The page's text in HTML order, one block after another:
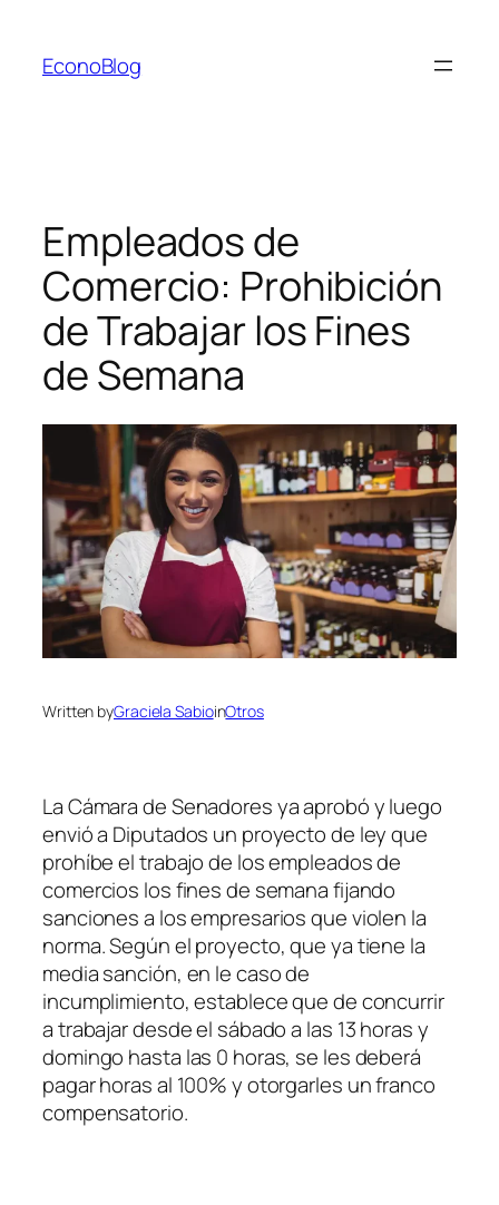
contenido
EconoBlog
Empleados de
Comercio: Prohibición
de Trabajar los Fines
de Semana
Written byGraciela SabioinOtros
La Cámara de Senadores ya aprobó y luego
envió a Diputados un proyecto de ley que
prohíbe el trabajo de los empleados de
comercios los fines de semana fijando
sanciones a los empresarios que violen la
norma. Según el proyecto, que ya tiene la
media sanción, en le caso de
incumplimiento, establece que de concurrir
a trabajar desde el sábado a las 13 horas y
domingo hasta las 0 horas, se les deberá
pagar horas al 100% y otorgarles un franco
compensatorio.